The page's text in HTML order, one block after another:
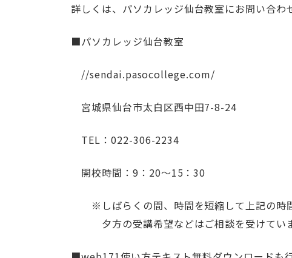
詳しくは、パソカレッジ仙台教室にお問い合わ
■パソカレッジ仙台教室
//sendai.pasocollege.com/
宮城県仙台市太白区西中田7-8-24
TEL：022-306-2234
開校時間：9：20～15：30
※しばらくの間、時間を短縮して上記の時間
夕方の受講希望などはご相談を受けていま